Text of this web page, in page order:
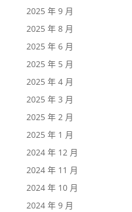
2025 年 9 月
2025 年 8 月
2025 年 6 月
2025 年 5 月
2025 年 4 月
2025 年 3 月
2025 年 2 月
2025 年 1 月
2024 年 12 月
2024 年 11 月
2024 年 10 月
2024 年 9 月